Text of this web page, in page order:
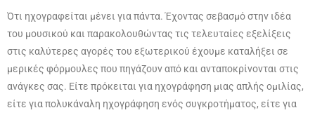
Ότι ηχογραφείται μένει για πάντα. Έχοντας σεβασμό στην ιδέα
του μουσικού και παρακολουθώντας τις τελευταίες εξελίξεις
στις καλύτερες αγορές του εξωτερικού έχουμε καταλήξει σε
μερικές φόρμουλες που πηγάζουν από και ανταποκρίνονται στις
ανάγκες σας. Είτε πρόκειται για ηχογράφηση μιας απλής ομιλίας,
είτε για πολυκάναλη ηχογράφηση ενός συγκροτήματος, είτε για